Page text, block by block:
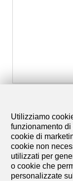
Utilizziamo
funzionamento
cookie di
cookie non
utilizzati per
o cookie che
personalizzate